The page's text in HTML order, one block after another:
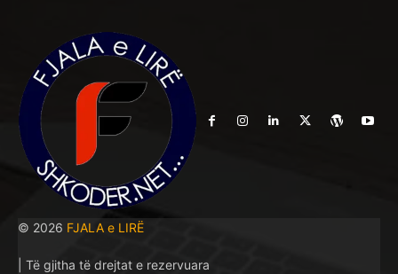
© 2026 FJALA e LIRË
| Të gjitha të drejtat e rezervuara